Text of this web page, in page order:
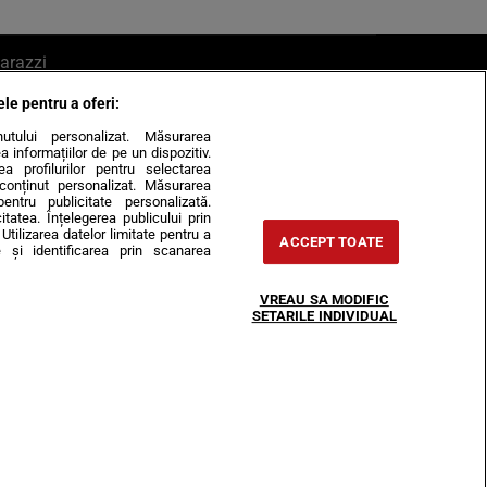
mail la pont@cancan.ro
pentru a oferi:
personalizat. Măsurarea
informațiilor de pe un dispozitiv.
profilurilor pentru selectarea
personalizat. Măsurarea
publicitate personalizată.
Înțelegerea publicului prin
datelor limitate pentru a
și identificarea prin scanarea
ACCEPT TOATE
VREAU SA MODIFIC
SETARILE INDIVIDUAL